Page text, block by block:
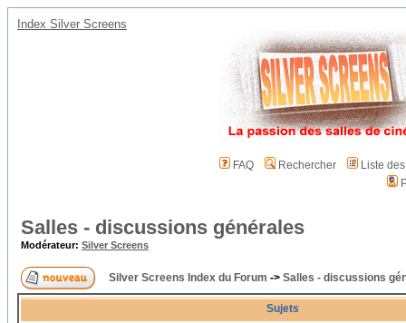
Index Silver Screens
FAQ Rechercher
Liste
Salles - discussions générales
Modérateur: Silver Screens
Silver Screens Index du Forum -> Salles - discussions
Sujets